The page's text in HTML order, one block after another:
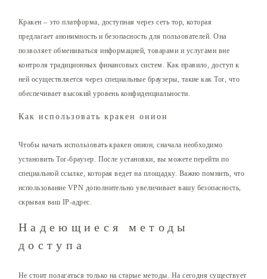
Кракен – это платформа, доступная через сеть тор, которая
предлагает анонимность и безопасность для пользователей. Она
позволяет обмениваться информацией, товарами и услугами вне
контроля традиционных финансовых систем. Как правило, доступ к
ней осуществляется через специальные браузеры, такие как Tor, что
обеспечивает высокий уровень конфиденциальности.
Как использовать кракен онион
Чтобы начать использовать кракен онион, сначала необходимо
установить Tor-браузер. После установки, вы можете перейти по
специальной ссылке, которая ведет на площадку. Важно помнить, что
использование VPN дополнительно увеличивает вашу безопасность,
скрывая ваш IP-адрес.
Надеющиеся методы
доступа
Не стоит полагаться только на старые методы. На сегодня существует